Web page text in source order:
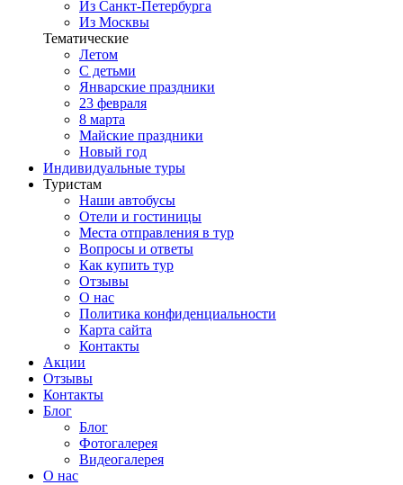
Из Санкт-Петербурга
Из Москвы
Тематические
Летом
С детьми
Январские праздники
23 февраля
8 марта
Майские праздники
Новый год
Индивидуальные туры
Туристам
Наши автобусы
Отели и гостиницы
Места отправления в тур
Вопросы и ответы
Как купить тур
Отзывы
О нас
Политика конфиденциальности
Карта сайта
Контакты
Акции
Отзывы
Контакты
Блог
Блог
Фотогалерея
Видеогалерея
О нас